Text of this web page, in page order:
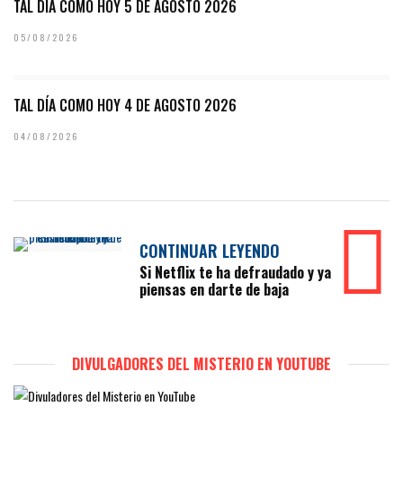
TAL DÍA COMO HOY 5 DE AGOSTO 2026
05/08/2026
TAL DÍA COMO HOY 4 DE AGOSTO 2026
04/08/2026
CONTINUAR LEYENDO
Si Netflix te ha defraudado y ya
piensas en darte de baja
DIVULGADORES DEL MISTERIO EN YOUTUBE